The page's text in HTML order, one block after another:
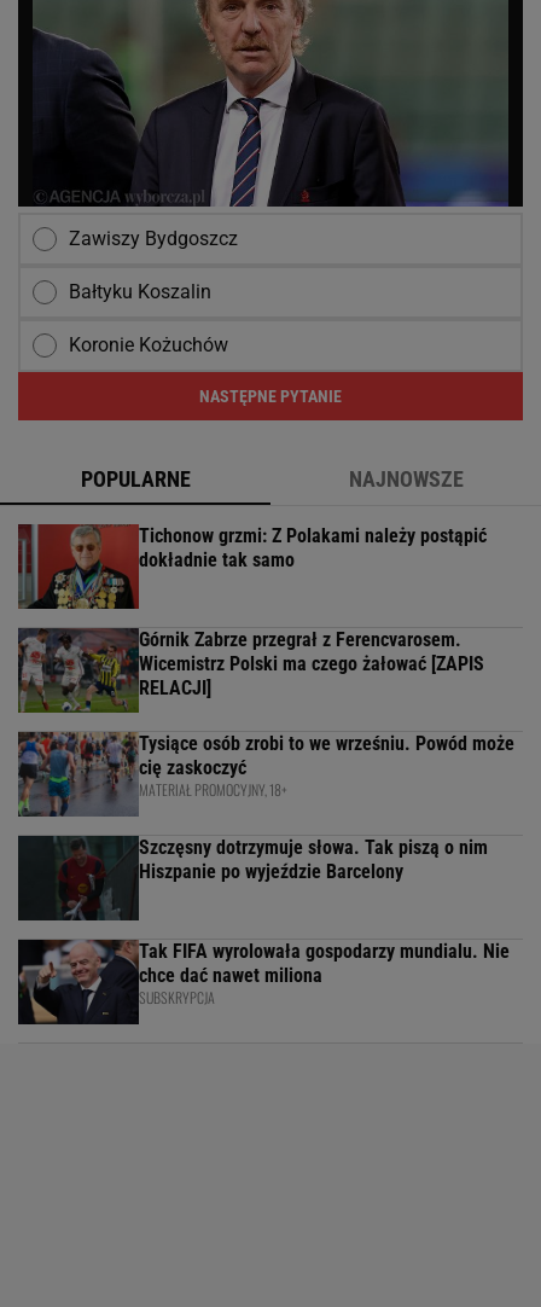
Zawiszy Bydgoszcz
Bałtyku Koszalin
Koronie Kożuchów
NASTĘPNE PYTANIE
POPULARNE NAJNOWSZE
Tichonow grzmi: Z Polakami należy postąpić
dokładnie tak samo
Górnik Zabrze przegrał z Ferencvarosem.
Wicemistrz Polski ma czego żałować [ZAPIS
RELACJI]
Tysiące osób zrobi to we wrześniu. Powód może
cię zaskoczyć
MATERIAŁ PROMOCYJNY, 18+
Szczęsny dotrzymuje słowa. Tak piszą o nim
Hiszpanie po wyjeździe Barcelony
Tak FIFA wyrolowała gospodarzy mundialu. Nie
chce dać nawet miliona
SUBSKRYPCJA